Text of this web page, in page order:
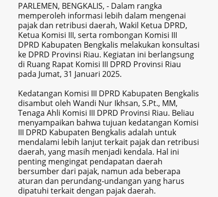
PARLEMEN, BENGKALIS, - Dalam rangka
memperoleh informasi lebih dalam mengenai
pajak dan retribusi daerah, Wakil Ketua DPRD,
Ketua Komisi III, serta rombongan Komisi III
DPRD Kabupaten Bengkalis melakukan konsultasi
ke DPRD Provinsi Riau. Kegiatan ini berlangsung
di Ruang Rapat Komisi III DPRD Provinsi Riau
pada Jumat, 31 Januari 2025.
Kedatangan Komisi III DPRD Kabupaten Bengkalis
disambut oleh Wandi Nur Ikhsan, S.Pt., MM,
Tenaga Ahli Komisi III DPRD Provinsi Riau. Beliau
menyampaikan bahwa tujuan kedatangan Komisi
III DPRD Kabupaten Bengkalis adalah untuk
mendalami lebih lanjut terkait pajak dan retribusi
daerah, yang masih menjadi kendala. Hal ini
penting mengingat pendapatan daerah
bersumber dari pajak, namun ada beberapa
aturan dan perundang-undangan yang harus
dipatuhi terkait dengan pajak daerah.